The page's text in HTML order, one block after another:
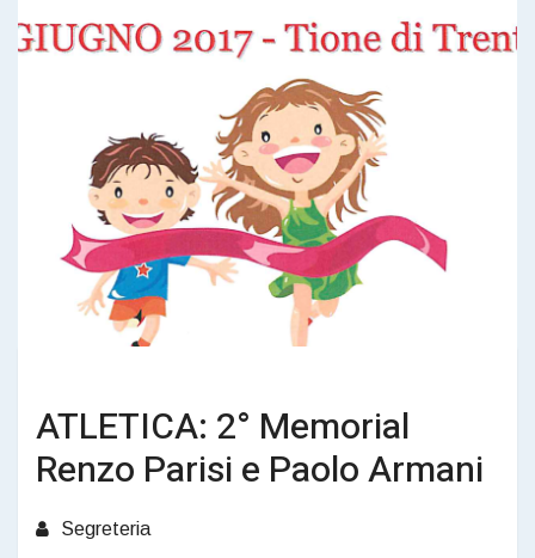
ATLETICA: 2° Memorial
Renzo Parisi e Paolo Armani
Segreteria